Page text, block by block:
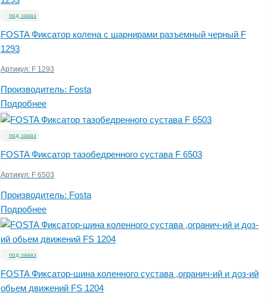
под заказ
FOSTA Фиксатор колена с шарнирами разъемный черный F
1293
Артикул: F 1293
Производитель: Fosta
Подробнее
под заказ
FOSTA Фиксатор тазобедренного сустава F 6503
Артикул: F 6503
Производитель: Fosta
Подробнее
под заказ
FOSTA Фиксатор-шина коленного сустава ,огранич-ий и доз-ий
обьем движений FS 1204